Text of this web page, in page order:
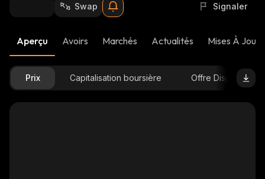
Swap Signaler
Aperçu Avoirs Marchés Actualités Mises À Jour
Prix Capitalisation boursière Offre Disponible